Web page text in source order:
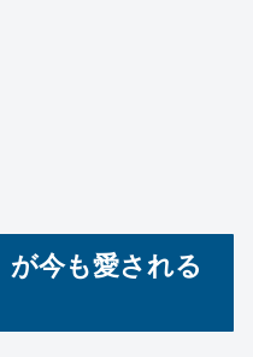
が今も愛される